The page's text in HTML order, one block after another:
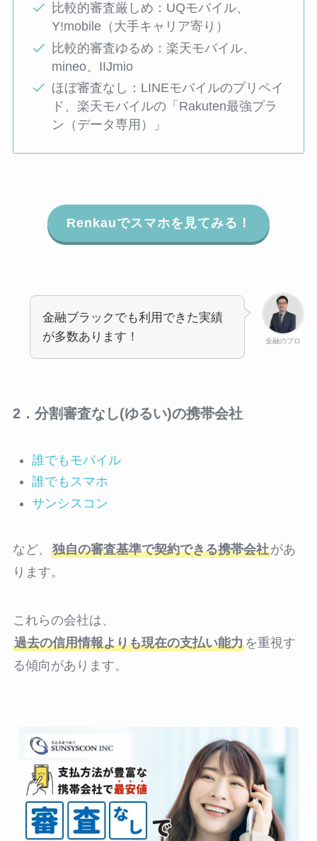
比較的審査厳しめ：UQモバイル、
Y!mobile（大手キャリア寄り）
比較的審査ゆるめ：楽天モバイル、
mineo、IIJmio
ほぼ審査なし：LINEモバイルのプリペイ
ド、楽天モバイルの「Rakuten最強プラ
ン（データ専用）」
Renkauでスマホを見てみる！
金融のプロ
金融ブラックでも利用できた実績
が多数あります！
2．分割審査なし(ゆるい)の携帯会社
誰でもモバイル
誰でもスマホ
サンシスコン
など、 独自の審査基準で契約できる携帯会社があ
ります。
これらの会社は、
過去の信用情報よりも現在の支払い能力を重視す
る傾向があります。